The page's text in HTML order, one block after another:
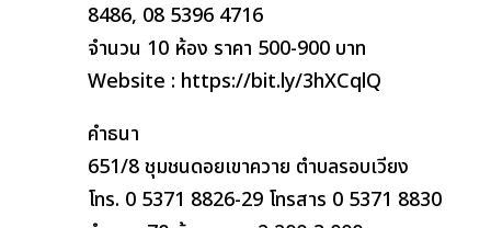
8486, 08 5396 4716
จำนวน 10 ห้อง ราคา 500-900 บาท
Website : https://bit.ly/3hXCqlQ
คำธนา
651/8 ชุมชนดอยเขาควาย ตำบลรอบเวียง
โทร. 0 5371 8826-29 โทรสาร 0 5371 8830